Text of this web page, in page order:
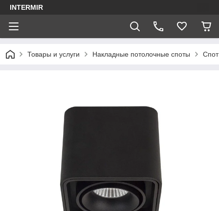
INTERMIR
Товары и услуги Накладные потолочные споты